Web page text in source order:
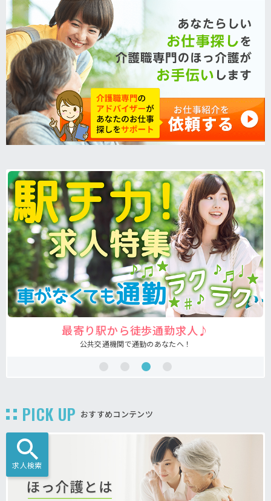
注目の介護福祉士求人♪
あなたの希望が叶う求人が見つかる！
PICK UP おすすめコンテンツ
求人検索